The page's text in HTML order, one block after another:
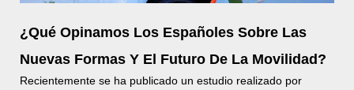
¿Qué Opinamos Los Españoles Sobre Las
Nuevas Formas Y El Futuro De La Movilidad?
Recientemente se ha publicado un estudio realizado por